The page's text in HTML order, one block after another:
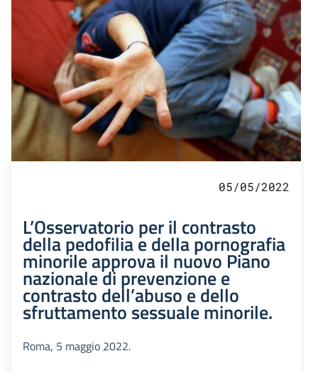
05/05/2022
L’Osservatorio per il contrasto
della pedofilia e della pornografia
minorile approva il nuovo Piano
nazionale di prevenzione e
contrasto dell’abuso e dello
sfruttamento sessuale minorile.
Roma, 5 maggio 2022.